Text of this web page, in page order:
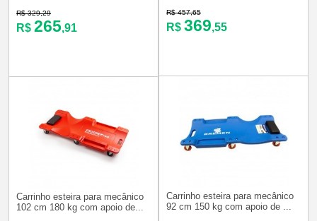
R$ 329,29
R$ 265,91
R$ 457,65
R$ 369,55
Carrinho esteira para mecânico
102 cm 180 kg com apoio de...
Carrinho esteira para mecânico
92 cm 150 kg com apoio de ...